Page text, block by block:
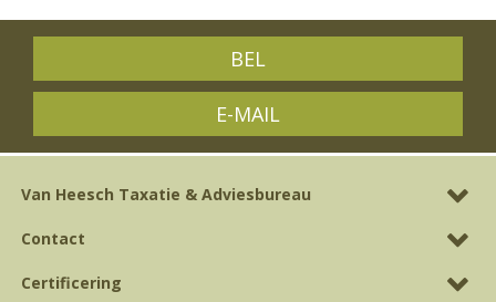
BEL
E-MAIL
Van Heesch Taxatie & Adviesbureau
Contact
Certificering